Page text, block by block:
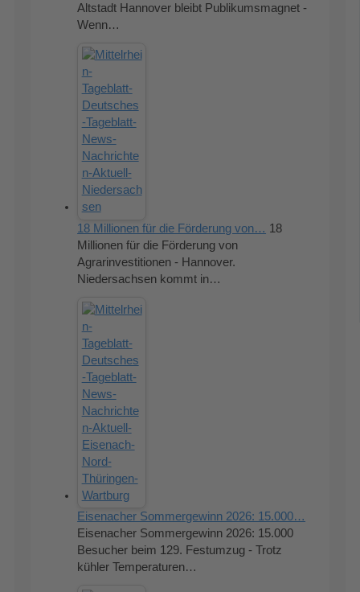
Altstadt Hannover bleibt Publikumsmagnet -
Wenn…
18 Millionen für die Förderung von… 18
Millionen für die Förderung von
Agrarinvestitionen - Hannover.
Niedersachsen kommt in…
Eisenacher Sommergewinn 2026: 15.000…
Eisenacher Sommergewinn 2026: 15.000
Besucher beim 129. Festumzug - Trotz
kühler Temperaturen…